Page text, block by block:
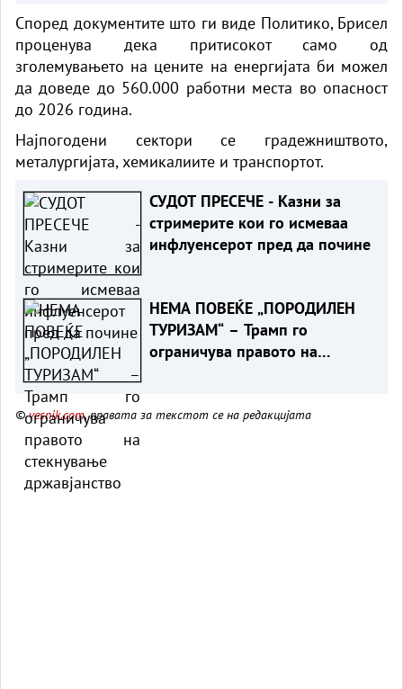
Според документите што ги виде Политико, Брисел
проценува дека притисокот само од
зголемувањето на цените на енергијата би можел
да доведе до 560.000 работни места во опасност
до 2026 година.
Најпогодени сектори се градежништвото,
металургијата, хемикалиите и транспортот.
СУДОТ ПРЕСЕЧЕ - Казни за
стримерите кои го исмеваа
инфлуенсерот пред да почине
НЕМА ПОВЕЌЕ „ПОРОДИЛЕН
ТУРИЗАМ“ – Трамп го
ограничува правото на
©vesnik.com, правата за текстот се на редакцијата